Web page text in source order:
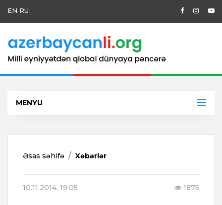
EN RU
MENYU
Əsas səhifə Xəbərlər
10.11.2014, 19:05 1875